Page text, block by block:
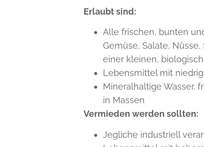
Erlaubt sind:
Alle frischen, bunten
Gemüse, Salate,
einer kleinen,
Lebensmittel mit
Mineralhaltige Wasser,
in Massen
Vermieden werden sollten:
Jegliche industriell